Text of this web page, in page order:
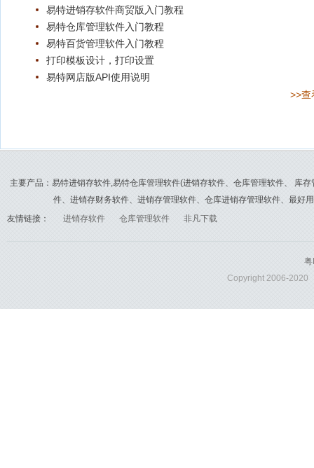
易特进销存软件商贸版入门教程
易特仓库管理软件入门教程
易特百货管理软件入门教程
打印模板设计，打印设置
易特网店版API使用说明
>>查
主要产品：易特进销存软件,易特仓库管理软件(进销存软件、仓库管理软件、 库
件、进销存财务软件、进销存管理软件、仓库进销存管理软件、最好
友情链接：
进销存软件 仓库管理软件 非凡下载
Copyright 2006-